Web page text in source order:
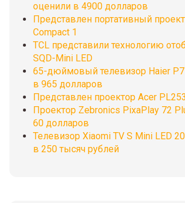
оценили в 4900 долларов
Представлен портативный
Compact 1
TCL представили технологию
SQD-Mini LED
65-дюймовый телевизор Haier
в 965 долларов
Представлен проектор Acer
Проектор Zebronics PixaPlay 72
60 долларов
Телевизор Xiaomi TV S Mini LED
в 250 тысяч рублей